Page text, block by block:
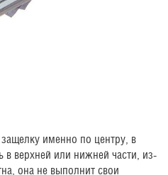
защелку именно по центру, в
в верхней или нижней части, из-
она не выполнит свои